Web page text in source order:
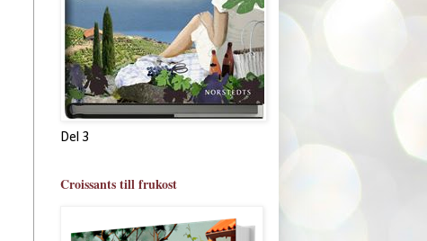
Del 3
Croissants till frukost